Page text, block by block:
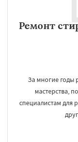
Ремонт
За многие годы
мастерства,
специалистам для